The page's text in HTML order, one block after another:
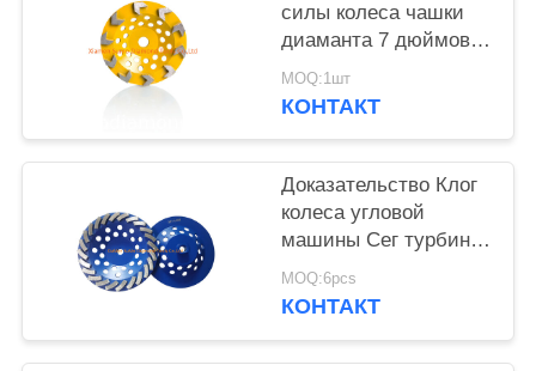
силы колеса чашки
диаманта 7 дюймов
конкретное быстрое
MOQ:1шт
КОНТАКТ
Доказательство Клог
колеса угловой
машины Сег турбины
конкретное высоко
эффективное
MOQ:6pcs
КОНТАКТ